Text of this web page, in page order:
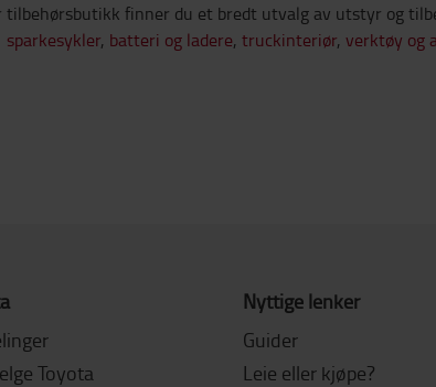
tilbehørsbutikk finner du et bredt utvalg av utstyr og
sparkesykler, batteri og ladere, truckinteriør, verktøy og
Toyota
Nyttige lenker
Guider
Leie eller kjøpe?